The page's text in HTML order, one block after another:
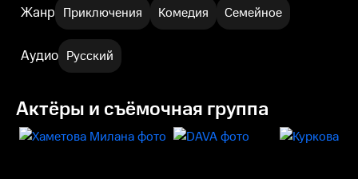
Жанр Приключения Комедия Семейное
Аудио Русский
Актёры и съёмочная группа